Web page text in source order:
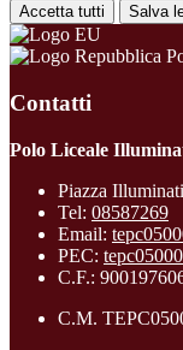
Accetta tutti Salva
Contatti
Polo Liceale
Piazza
Tel: 08587269
Email:
PEC:
C.F.:
C.M.